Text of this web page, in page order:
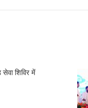
शिविर में